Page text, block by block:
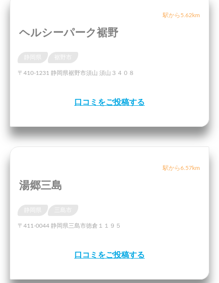
駅から5.62km
ヘルシーパーク裾野
〒410-1231 静岡県裾野市須山 須山３４０８
口コミをご投稿する
駅から6.57km
湯郷三島
〒411-0044 静岡県三島市徳倉１１９５
口コミをご投稿する